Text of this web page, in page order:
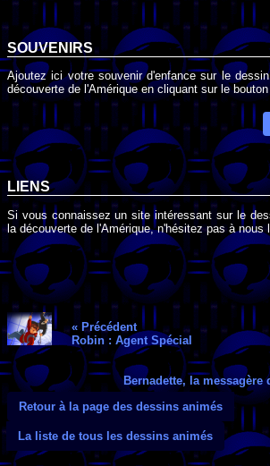
SOUVENIRS
Ajoutez ici votre souvenir d'enfance sur le
découverte de l'Amérique en cliquant sur le
LIENS
Si vous connaissez un site intéressant sur le
la découverte de l'Amérique, n'hésitez pas à nous
« Précédent
Robin : Agent Spécial
Bernadette, la messagère
Retour à la page des dessins animés
La liste de tous les dessins animés